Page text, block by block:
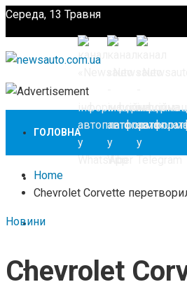
Середа, 13 Травня
ГОЛОВНА
НОВИНИ
ЗАКОНОДАВСТВО
ЗА КОРДОНОМ
Home
Chevrolet Corvette
Новини
Chevrolet